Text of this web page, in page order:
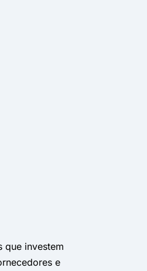
que investem
e